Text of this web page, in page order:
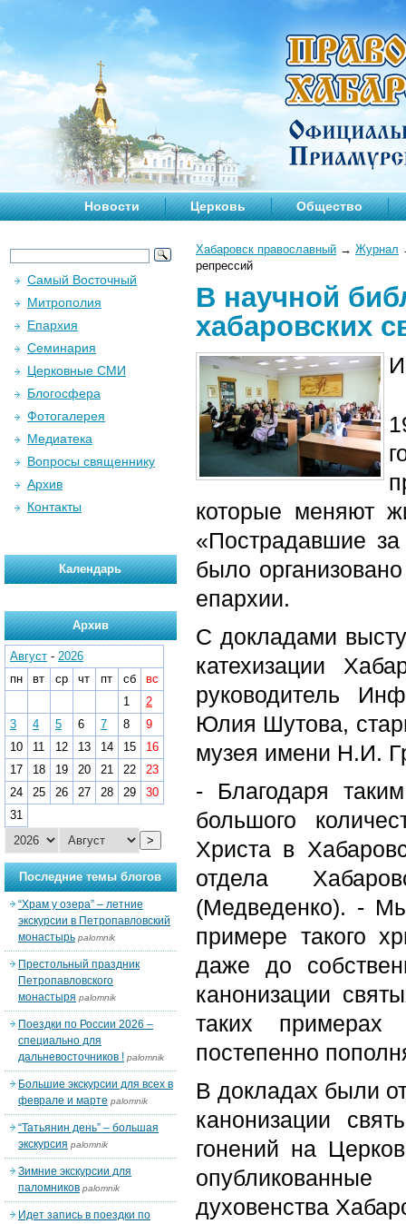
Новости Церковь Общество
Хабаровск православный → Журнал
репрессий
В научной
хабаровских
которые меняют
«Пострадавшие
было
епархии.
С докладами
катехизации
руководитель
Юлия Шутова,
музея имени Н.И.
- Благодаря
большого
Христа в
отдела
(Медведенко). -
примере такого
даже до
канонизации
таких примерах
постепенно
В докладах были
канонизации
гонений на
духовенства
Самый Восточный
Митрополия
Епархия
Семинария
Церковные СМИ
Блогосфера
Фотогалерея
Медиатека
Вопросы священнику
Архив
Контакты
Календарь
Архив
Август - 2026
пн
вт ср чт пт сб
вс
1
2
3
4 5 6 7 8
9
10
11 12 13 14 15
16
17
18 19 20 21 22
23
24
25 26 27 28 29
30
31
>
Последние темы блогов
“Храм у озера” – летние
экскурсии в Петропавловский
монастырь palomnik
Престольный праздник
Петропавловского
монастыря palomnik
Поездки по России 2026 –
специально для
дальневосточников ! palomnik
Большие экскурсии для всех в
феврале и марте palomnik
“Татьянин день” – большая
экскурсия palomnik
Зимние экскурсии для
паломников palomnik
Идет запись в поездки по